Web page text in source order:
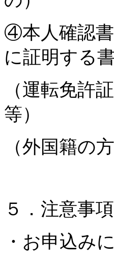
④本人確認
に証明する
（運転免許
等）
（外国籍の
５．注意事項
・お申込み